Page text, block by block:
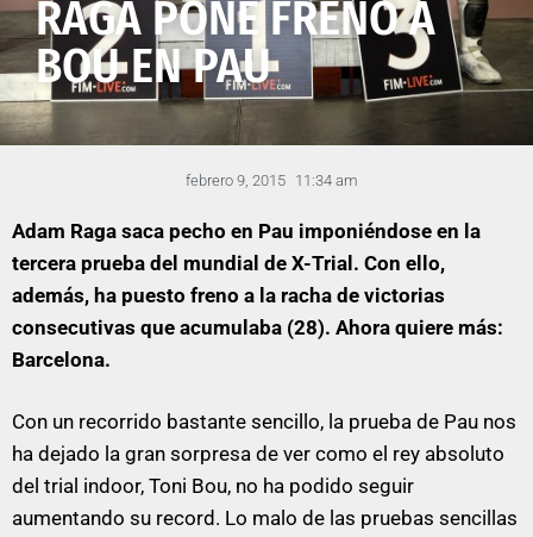
RAGA PONE FRENO A
BOU EN PAU
febrero 9, 2015 11:34 am
Adam Raga saca pecho en Pau imponiéndose en la
tercera prueba del mundial de X-Trial. Con ello,
además, ha puesto freno a la racha de victorias
consecutivas que acumulaba (28). Ahora quiere más:
Barcelona.
Con un recorrido bastante sencillo, la prueba de Pau nos
ha dejado la gran sorpresa de ver como el rey absoluto
del trial indoor, Toni Bou, no ha podido seguir
aumentando su record. Lo malo de las pruebas sencillas